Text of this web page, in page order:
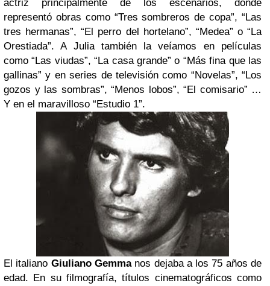
actriz principalmente de los escenarios, donde
representó obras como “Tres sombreros de copa”, “Las
tres hermanas”, “El perro del hortelano”, “Medea” o “La
Orestiada”. A Julia también la veíamos en películas
como “Las viudas”, “La casa grande” o “Más fina que las
gallinas” y en series de televisión como “Novelas”, “Los
gozos y las sombras”, “Menos lobos”, “El comisario” …
Y en el maravilloso “Estudio 1”.
El italiano Giuliano Gemmanos dejaba a los 75 años de
edad. En su filmografía, títulos cinematográficos como